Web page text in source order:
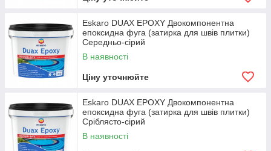
Eskaro DUAX EPOXY Двокомпонентна
епоксидна фуга (затирка для швів плитки)
Середньо-сірий
В наявності
Ціну уточнюйте
Eskaro DUAX EPOXY Двокомпонентна
епоксидна фуга (затирка для швів плитки)
Сріблясто-сірий
В наявності